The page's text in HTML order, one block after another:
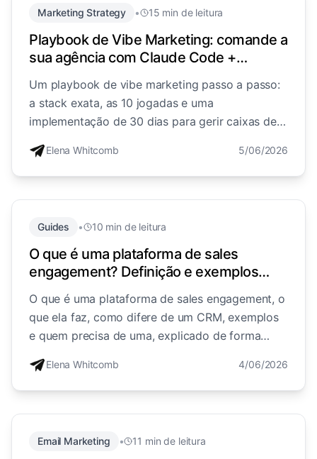
Marketing Strategy • 15 min de leitura
Playbook de Vibe Marketing: comande a
sua agência com Claude Code +
Um playbook de vibe marketing passo a passo:
a stack exata, as 10 jogadas e uma
implementação de 30 dias para gerir caixas de
relatórios de cada cliente com Claude Code +
Inflowave.
Elena Whitcomb 5/06/2026
Guides • 10 min de leitura
O que é uma plataforma de sales
engagement? Definição e exemplos
(2026)
O que é uma plataforma de sales engagement, o
que ela faz, como difere de um CRM, exemplos
e quem precisa de uma, explicado de forma
Elena Whitcomb 4/06/2026
Email Marketing • 11 min de leitura